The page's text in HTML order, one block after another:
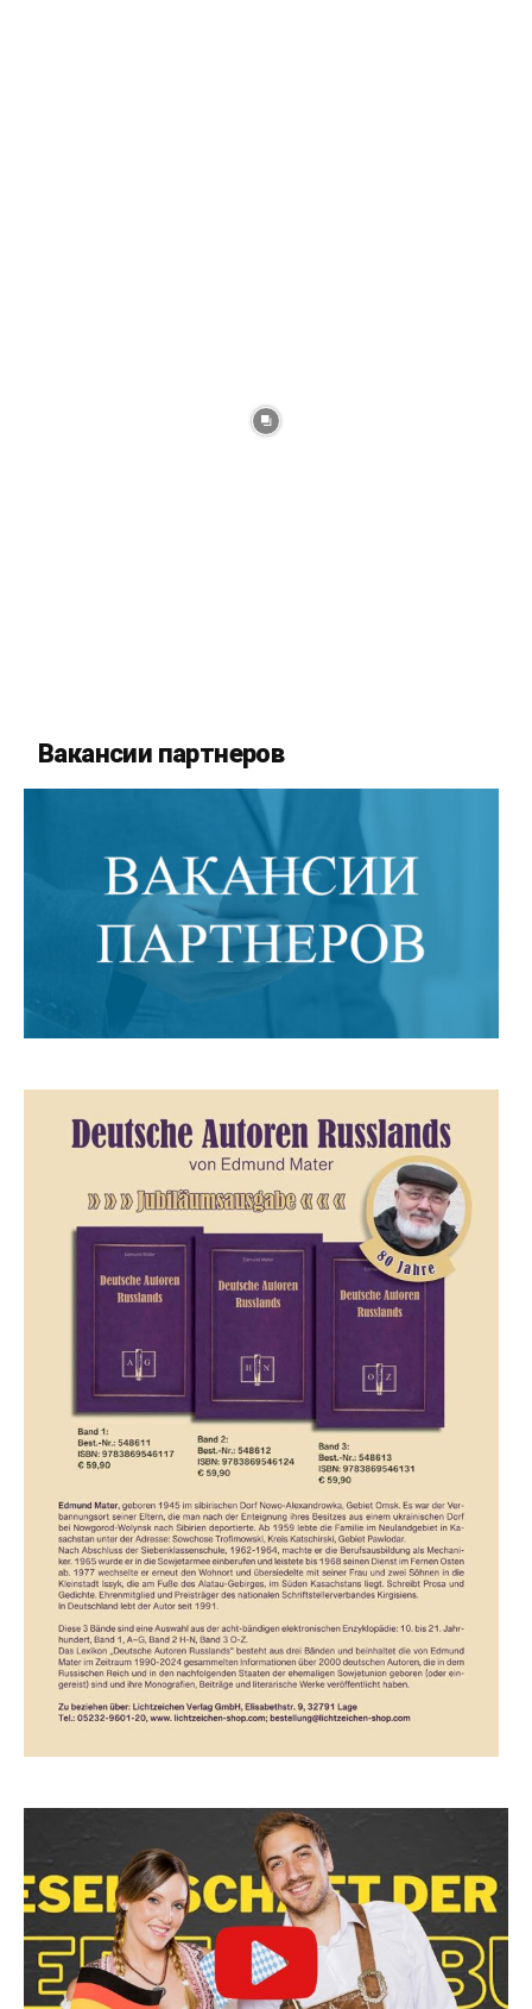
Вакансии партнеров